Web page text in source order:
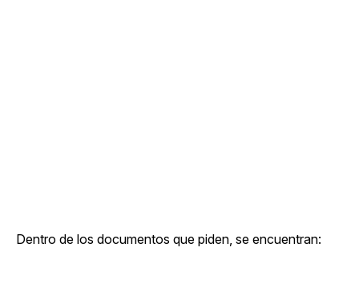
Dentro de los documentos que piden, se encuentran: